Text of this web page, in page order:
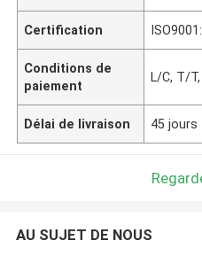
Certification
Conditions de
paiement
L/C, T/
Délai de livraison 45 jours
AU SUJET DE NOUS